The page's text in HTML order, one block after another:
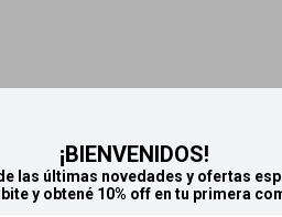
¡BIENVENIDOS!
las últimas novedades y ofertas
y obtené 10% off en tu primera